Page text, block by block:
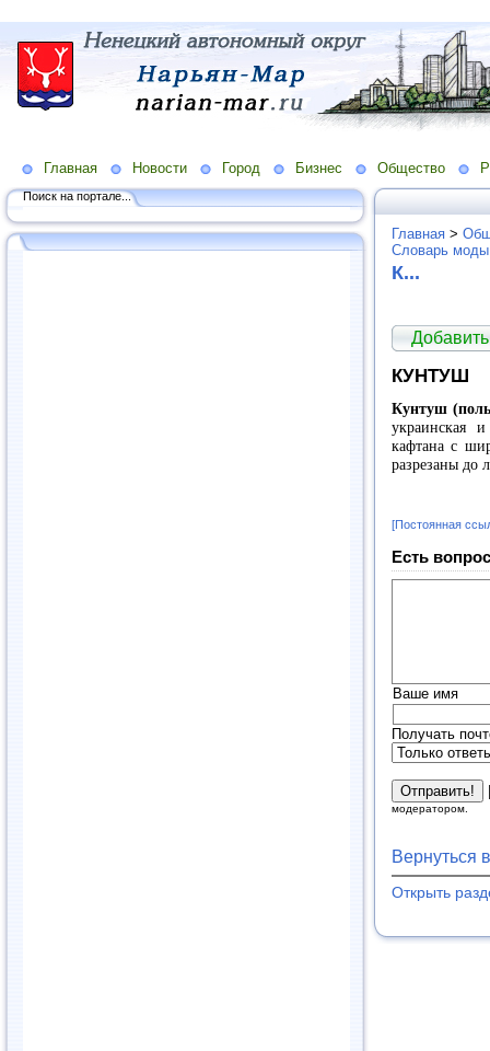
Главная Новости Город Бизнес Общество
Поиск на портале...
Главная >
Словарь
К...
КУНТУШ
Кунтуш
украинская
кафтана с
разрезаны до
[Постоянная
Есть
Ваше имя
Получать
модератором.
Вернуться
Открыть